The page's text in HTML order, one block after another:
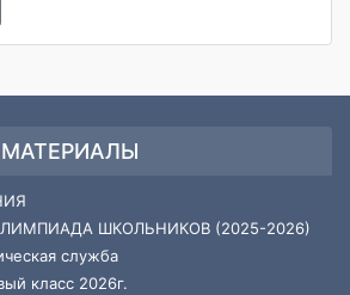
ШКОЛЬНИКОВ (2025-2026)
служба
класс 2026г.